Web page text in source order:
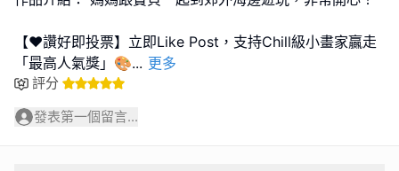
【❤️讚好即投票】立即Like Post，支持Chill級小畫家贏走
「最高人氣獎」🎨... 更多
評分
發表第一個留言...